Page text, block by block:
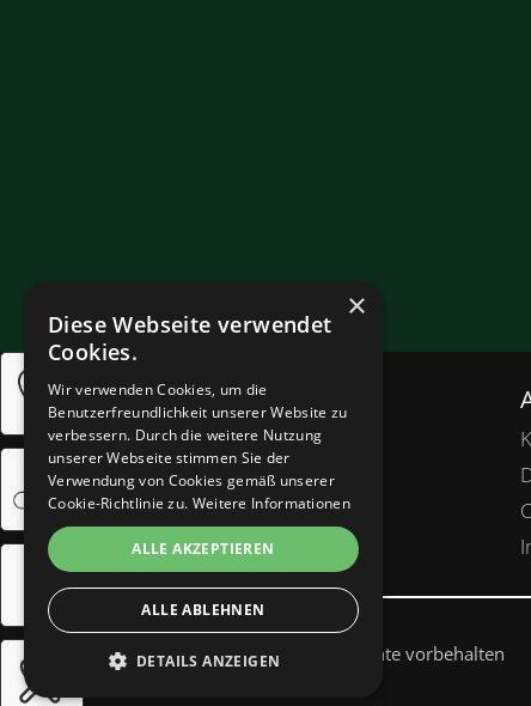
©Urheberrecht2025 . Alle Rechte vorbehalten
×
Diese Webseite verwendet
Cookies.
Wir verwenden Cookies, um die
Benutzerfreundlichkeit unserer Website zu
verbessern. Durch die weitere Nutzung
unserer Webseite stimmen Sie der
Verwendung von Cookies gemäß unserer
Cookie-Richtlinie zu. Weitere Informationen
ALLE AKZEPTIEREN
ALLE ABLEHNEN
DETAILS ANZEIGEN